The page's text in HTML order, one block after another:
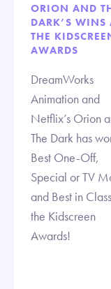
ORION AND
DARK’S WINS
THE
AWARDS
DreamWorks
Animation and
Netflix’s Orion
The Dark has
Best One-Off,
Special or TV
and Best in
the Kidscreen
Awards!